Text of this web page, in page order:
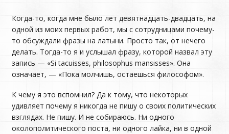
Когда-то, когда мне было лет девятнадцать-двадцать, на
одной из моих первых работ, мы с сотрудницами почему-
то обсуждали фразы на латыни. Просто так, от нечего
делать. Тогда-то я и услышал фразу, которой назвал эту
запись — «Si tacuisses, philosophus mansisses». Она
означает, — «Пока молчишь, остаешься философом».
К чему я это вспомнил? Да к тому, что некоторых
удивляет почему я никогда не пишу о своих политических
взглядах. Не пишу. И не собираюсь. Ни одного
околополитического поста, ни одного лайка, ни в одной